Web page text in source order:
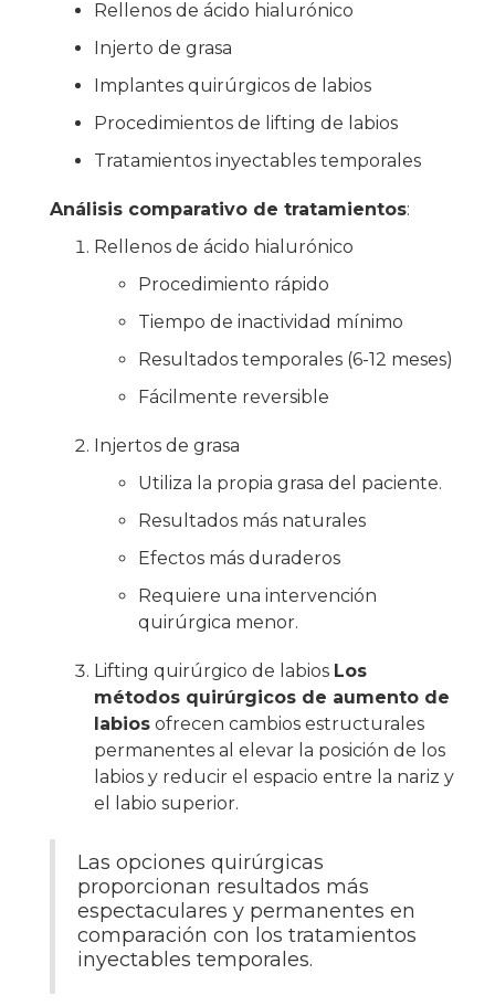
Rellenos de ácido hialurónico
Injerto de grasa
Implantes quirúrgicos de labios
Procedimientos de lifting de labios
Tratamientos inyectables temporales
Análisis comparativo de tratamientos:
Rellenos de ácido hialurónico
Procedimiento rápido
Tiempo de inactividad mínimo
Resultados temporales (6-12 meses)
Fácilmente reversible
Injertos de grasa
Utiliza la propia grasa del paciente.
Resultados más naturales
Efectos más duraderos
Requiere una intervención
quirúrgica menor.
Lifting quirúrgico de labios Los
métodos quirúrgicos de aumento de
labios ofrecen cambios estructurales
permanentes al elevar la posición de los
labios y reducir el espacio entre la nariz y
el labio superior.
Las opciones quirúrgicas
proporcionan resultados más
espectaculares y permanentes en
comparación con los tratamientos
inyectables temporales.